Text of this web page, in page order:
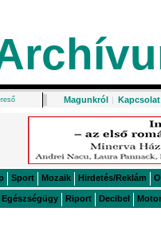
Magunkról | Kapcsolat
Sport Mozaik Hirdetés/Reklám
Egészségügy Riport Decibel